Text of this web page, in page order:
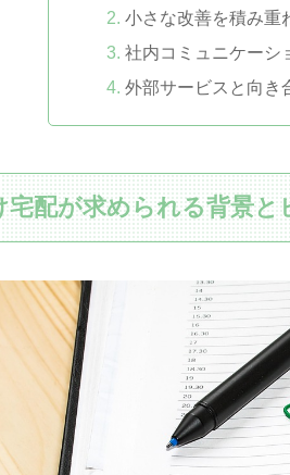
小さな改善を積み重
社内コミュニケーシ
外部サービスと向き
宅配が求められる背景と